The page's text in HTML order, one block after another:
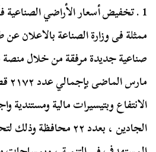
1 . تخفيض أسعار الأراضي
صناعية جديدة مرفقة من خلال منصة
الانتفاع وبتيسيرات مالية ومستندية
الجادين ، بعدد ٢٢